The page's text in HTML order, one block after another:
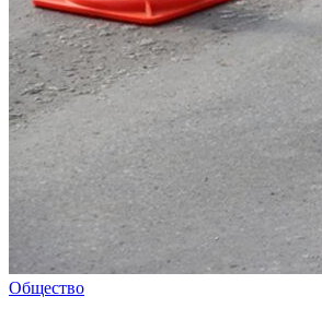
Общество